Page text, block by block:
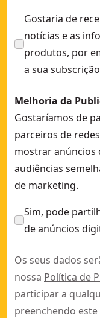
Gostaria de
notícias e as
produtos, por
a sua
Melhoria da
Gostaríamos de
parceiros de
mostrar anúncios
audiências
de marketing.
Sim, pode
de anúncios
Os seus dados
nossa Política de
participar a
preenchendo este